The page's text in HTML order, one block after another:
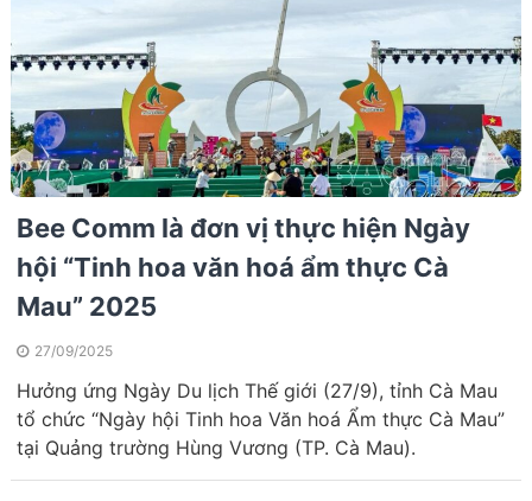
Bee Comm là đơn vị thực hiện Ngày
hội “Tinh hoa văn hoá ẩm thực Cà
Mau” 2025
27/09/2025
Hưởng ứng Ngày Du lịch Thế giới (27/9), tỉnh Cà Mau
tổ chức “Ngày hội Tinh hoa Văn hoá Ẩm thực Cà Mau”
tại Quảng trường Hùng Vương (TP. Cà Mau).